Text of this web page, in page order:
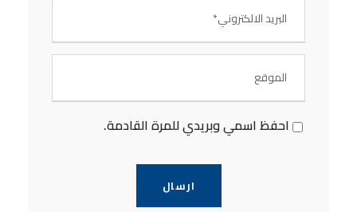
احفظ اسمي وبريدي للمرة القادمة.